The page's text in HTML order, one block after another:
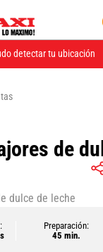
detectar tu ubicación
de
Preparación:
45 min.